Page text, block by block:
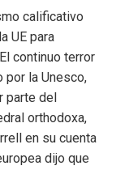
calificativo
UE para
continuo terror
por la Unesco,
parte del
orthodoxa,
en su cuenta
dijo que